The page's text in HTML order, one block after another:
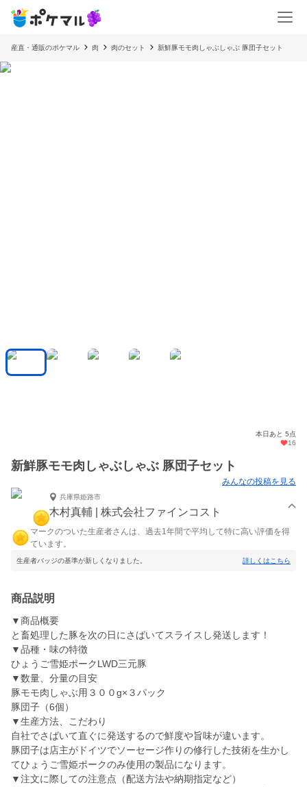
産直・通販のポケマル 肉 肉のセット 新鮮豚モモ肉しゃぶしゃぶ 豚団子セット
本日あと 5点
16
新鮮豚モモ肉しゃぶしゃぶ 豚団子セット
みんなの投稿を見る
兵庫県姫路市
木村真輔 | 株式会社ファインコスト
マークのついた生産者さんは、過去1年間で平均して特に高い評価を得
ています。
生産者バッジの基準が新しくなりました。 詳しくはこちら
商品説明
▼商品概要
と畜処理した豚を次の日にさばいてスライスし発送します！
▼品種・味の特徴
ひょうご雪姫ポークLWD三元豚
▼数量、分量の目安
豚モモ肉しゃぶ用３００g×３パック
豚団子（6個）
▼生産方法、こだわり
自社でさばいて直ぐに発送するので鮮度や旨味が違います。
豚団子は店主がドイツでソーセージ作りの修行した技術を生かし
てひょうご雪姫ポークのみ使用の製品になります。
▼注文に際しての注意点（配送方法や納期指定など）